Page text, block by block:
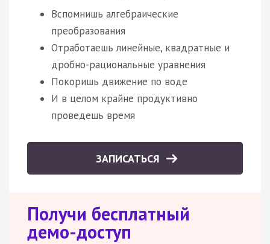
Вспомнишь алгебраические
преобразования
Отработаешь линейные, квадратные и
дробно-рациональные уравнения
Покоришь движение по воде
И в целом крайне продуктивно
проведешь время
ЗАПИСАТЬСЯ
Получи бесплатный
демо-доступ